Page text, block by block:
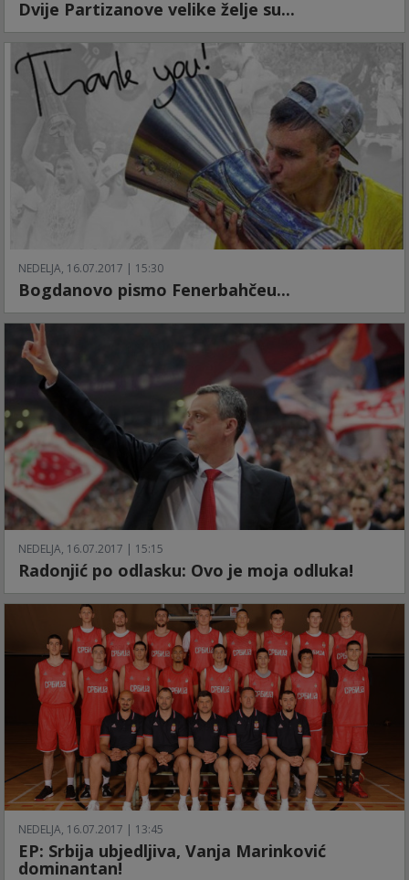
Dvije Partizanove velike želje su...
NEDELJA, 16.07.2017 | 15:30
Bogdanovo pismo Fenerbahčeu...
NEDELJA, 16.07.2017 | 15:15
Radonjić po odlasku: Ovo je moja odluka!
NEDELJA, 16.07.2017 | 13:45
EP: Srbija ubjedljiva, Vanja Marinković
dominantan!